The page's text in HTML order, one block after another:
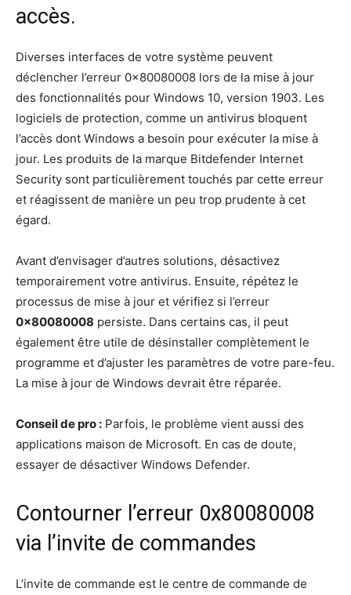
accès.
Diverses interfaces de votre système peuvent
déclencher l’erreur 0x80080008 lors de la mise à jour
des fonctionnalités pour Windows 10, version 1903. Les
logiciels de protection, comme un antivirus bloquent
l’accès dont Windows a besoin pour exécuter la mise à
jour. Les produits de la marque Bitdefender Internet
Security sont particulièrement touchés par cette erreur
et réagissent de manière un peu trop prudente à cet
égard.
Avant d’envisager d’autres solutions, désactivez
temporairement votre antivirus. Ensuite, répétez le
processus de mise à jour et vérifiez si l’erreur
0x80080008 persiste. Dans certains cas, il peut
également être utile de désinstaller complètement le
programme et d’ajuster les paramètres de votre pare-feu.
La mise à jour de Windows devrait être réparée.
Conseil de pro : Parfois, le problème vient aussi des
applications maison de Microsoft. En cas de doute,
essayer de désactiver Windows Defender.
Contourner l’erreur 0x80080008
via l’invite de commandes
L’invite de commande est le centre de commande de